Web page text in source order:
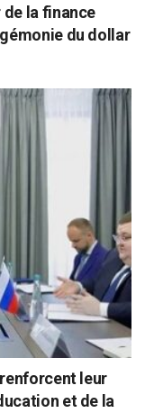
de la finance
du dollar
leur
et de la